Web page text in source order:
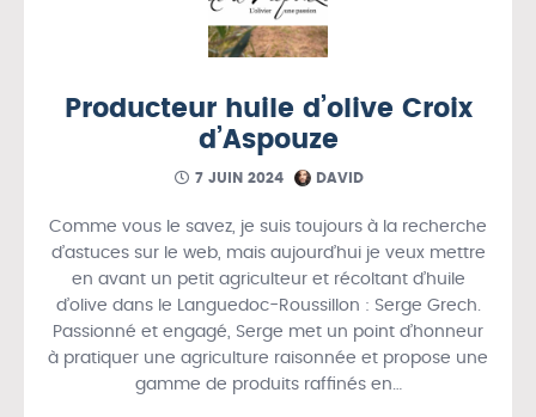
Producteur huile d’olive Croix
d’Aspouze
7 JUIN 2024 DAVID
Comme vous le savez, je suis toujours à la recherche
d’astuces sur le web, mais aujourd’hui je veux mettre
en avant un petit agriculteur et récoltant d’huile
d’olive dans le Languedoc-Roussillon : Serge Grech.
Passionné et engagé, Serge met un point d’honneur
à pratiquer une agriculture raisonnée et propose une
gamme de produits raffinés en…